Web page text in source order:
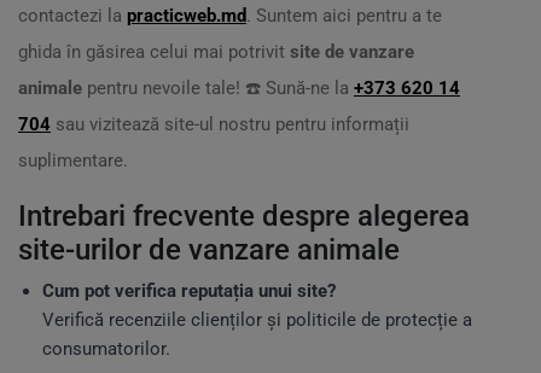
contactezi la practicweb.md. Suntem aici pentru a te
ghida în găsirea celui mai potrivit site de vanzare
animale pentru nevoile tale! ☎️ Sună-ne la +373 620 14
704 sau vizitează site-ul nostru pentru informații
suplimentare.
Intrebari frecvente despre alegerea
site-urilor de vanzare animale
Cum pot verifica reputația unui site?
Verifică recenziile clienților și politicile de protecție a
consumatorilor.